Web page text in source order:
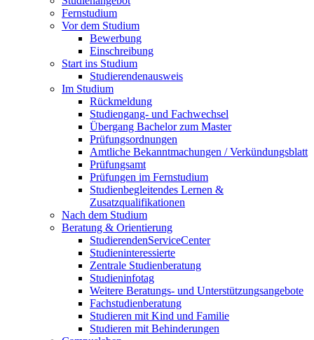
Fernstudium
Vor dem Studium
Bewerbung
Einschreibung
Start ins Studium
Studierendenausweis
Im Studium
Rückmeldung
Studiengang- und Fachwechsel
Übergang Bachelor zum Master
Prüfungsordnungen
Amtliche Bekanntmachungen / Verkündungsblatt
Prüfungsamt
Prüfungen im Fernstudium
Studienbegleitendes Lernen &
Zusatzqualifikationen
Nach dem Studium
Beratung & Orientierung
StudierendenServiceCenter
Studieninteressierte
Zentrale Studienberatung
Studieninfotag
Weitere Beratungs- und Unterstützungsangebote
Fachstudienberatung
Studieren mit Kind und Familie
Studieren mit Behinderungen